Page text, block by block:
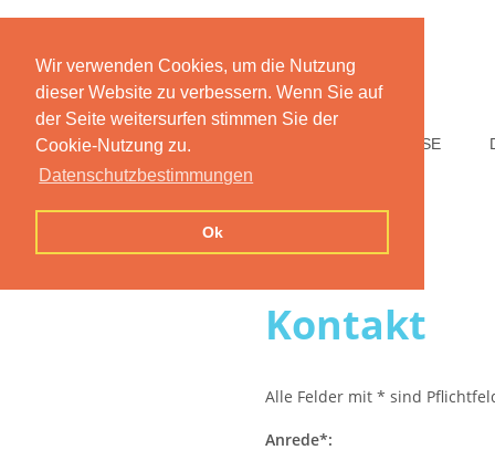
Wir verwenden Cookies, um die Nutzung
dieser Website zu verbessern. Wenn Sie auf
der Seite weitersurfen stimmen Sie der
Cookie-Nutzung zu.
Datenschutzbestimmungen
Ok
HOME PREISE
Kontakt
Alle Felder mit * sind
Anrede*: